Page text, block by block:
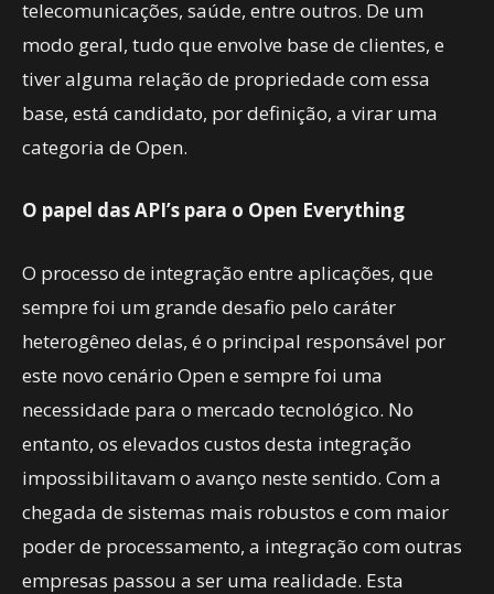
telecomunicações, saúde, entre outros. De um
modo geral, tudo que envolve base de clientes, e
tiver alguma relação de propriedade com essa
base, está candidato, por definição, a virar uma
categoria de Open.
O papel das API’s para o Open Everything
O processo de integração entre aplicações, que
sempre foi um grande desafio pelo caráter
heterogêneo delas, é o principal responsável por
este novo cenário Open e sempre foi uma
necessidade para o mercado tecnológico. No
entanto, os elevados custos desta integração
impossibilitavam o avanço neste sentido. Com a
chegada de sistemas mais robustos e com maior
poder de processamento, a integração com outras
empresas passou a ser uma realidade. Esta